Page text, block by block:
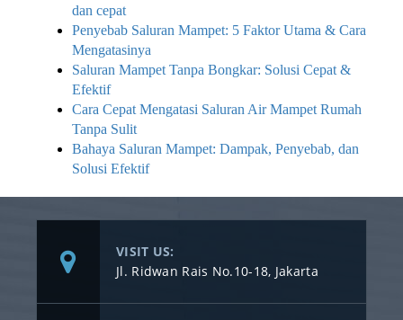
dan cepat
Penyebab Saluran Mampet: 5 Faktor Utama & Cara
Mengatasinya
Saluran Mampet Tanpa Bongkar: Solusi Cepat &
Efektif
Cara Cepat Mengatasi Saluran Air Mampet Rumah
Tanpa Sulit
Bahaya Saluran Mampet: Dampak, Penyebab, dan
Solusi Efektif
VISIT US:
Jl. Ridwan Rais No.10-18, Jakarta